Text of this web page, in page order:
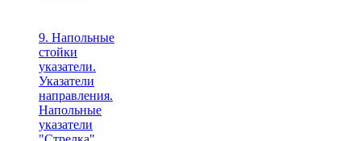
9. Напольные
стойки
указатели.
Указатели
направления.
Напольные
указатели